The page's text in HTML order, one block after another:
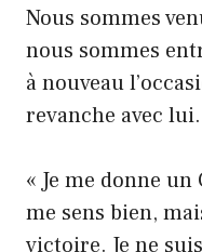
Nous sommes
nous sommes
à nouveau
revanche avec lui.
« Je me donne un
me sens bien,
victoire. Je ne